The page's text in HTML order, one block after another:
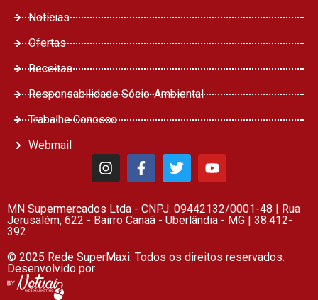
Notícias
Ofertas
Receitas
Responsabilidade Sócio-Ambiental
Trabalhe Conosco
Webmail
MN Supermercados Ltda - CNPJ: 09442132/0001-48 | Rua
Jerusalém, 622 - Bairro Canaã - Uberlândia - MG | 38.412-
392
© 2025 Rede SuperMaxi. Todos os direitos reservados.
Desenvolvido por